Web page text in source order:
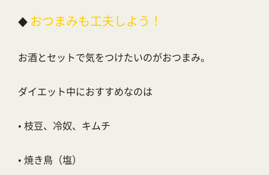
◆ おつまみも工夫しよう！
お酒とセットで気をつけたいのがおつまみ。
ダイエット中におすすめなのは
• 枝豆、冷奴、キムチ
• 焼き鳥（塩）